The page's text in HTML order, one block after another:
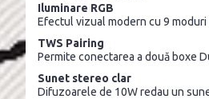
Iluminare RGB
Efectul vizual modern cu 9
TWS Pairing
Permite conectarea a două boxe
Sunet stereo clar
Difuzoarele de 10W redau un